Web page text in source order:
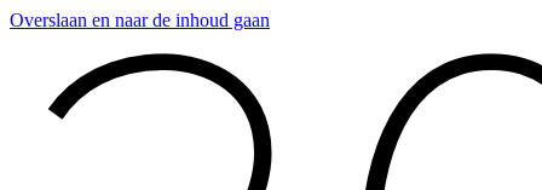
Overslaan en naar de inhoud gaan